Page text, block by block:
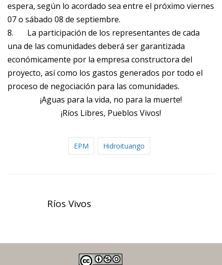
espera, según lo acordado sea entre el próximo viernes
07 o sábado 08 de septiembre.
8. La participación de los representantes de cada
una de las comunidades deberá ser garantizada
económicamente por la empresa constructora del
proyecto, así como los gastos generados por todo el
proceso de negociación para las comunidades.
¡Aguas para la vida, no para la muerte!
¡Ríos Libres, Pueblos Vivos!
EPM Hidroituango
Ríos Vivos